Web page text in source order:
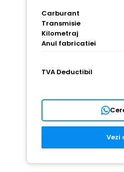
Carburant
Transmisie
Kilometraj
Anul fabricatiei
TVA Deductibil
Vezi